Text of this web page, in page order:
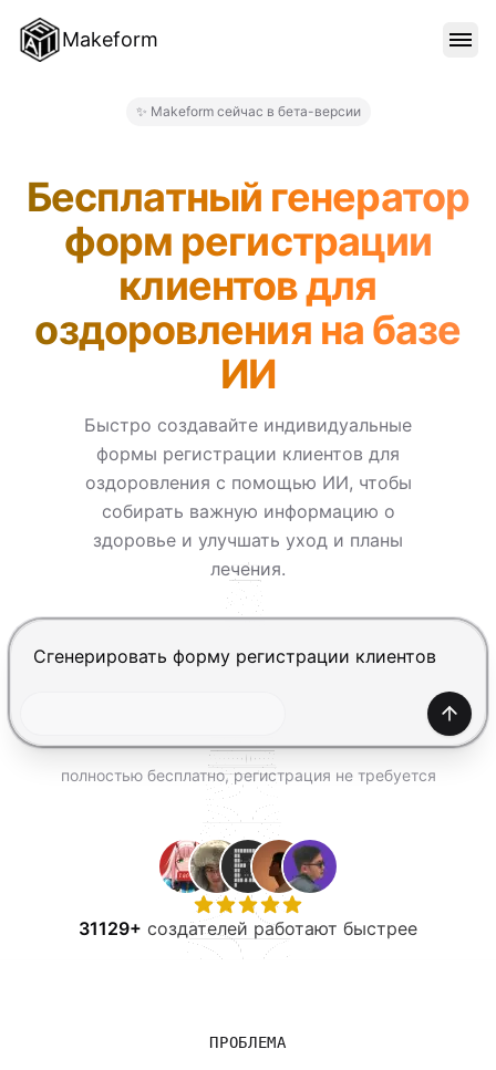
Makeform
БЛОГ
ЦЕНЫ
ВОЙТИ
ПОПРОБОВАТЬ БЕСПЛАТНО
✨ Makeform сейчас в бета-версии
Бесплатный генератор
форм регистрации
клиентов для
оздоровления на базе
ИИ
Быстро создавайте индивидуальные
формы регистрации клиентов для
оздоровления с помощью ИИ, чтобы
собирать важную информацию о
здоровье и улучшать уход и планы
лечения.
Нажмите Enter, чтобы отправить, Shift+Enter —
полностью бесплатно, регистрация не требуется
31129+ создателей работают быстрее
ПРОБЛЕМА